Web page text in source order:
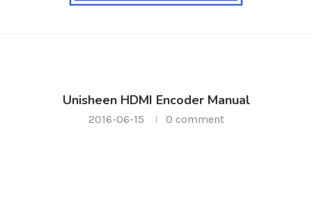
Unisheen HDMI Encoder Manual
2016-06-15 0 comment